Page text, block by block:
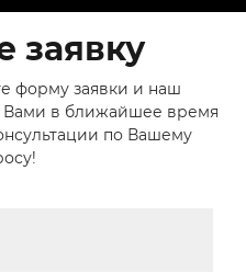
заявку
форму заявки и наш
Вами в ближайшее время
по Вашему